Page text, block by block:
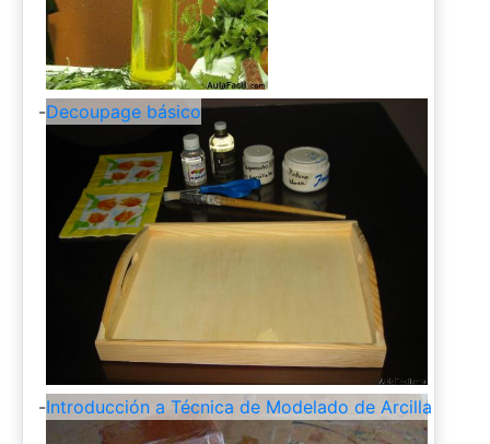
-Decoupage básico
-Introducción a Técnica de Modelado de Arcilla